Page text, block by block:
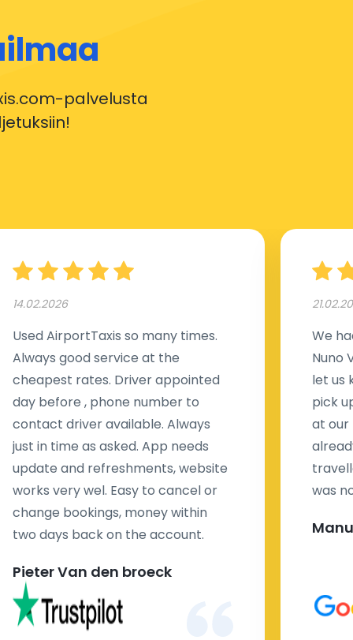
palvelusta
14.02.2026
Used AirportTaxis so many times.
Always good service at the
cheapest rates. Driver appointed
day before , phone number to
contact driver available. Always
just in time as asked. App needs
update and refreshments, website
works very wel. Easy to cancel or
change bookings, money within
two days back on the account.
Pieter Van den broeck
We
Nuno
let us
pick
at our
was